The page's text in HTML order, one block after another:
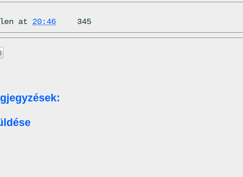
at 20:46 345